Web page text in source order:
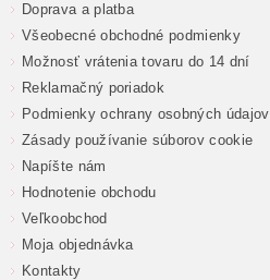
Doprava a platba
Všeobecné obchodné podmienky
Možnosť vrátenia tovaru do 14 dní
Reklamačný poriadok
Podmienky ochrany osobných údajov
Zásady používanie súborov cookie
Napíšte nám
Hodnotenie obchodu
Veľkoobchod
Moja objednávka
Kontakty